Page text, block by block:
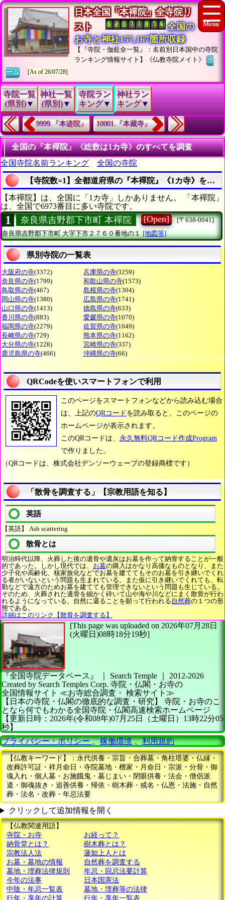
日本全国「本襌院」全寺院リ
スト
全国の
お寺と神社157,167箇所収録
【『寺院・伽藍全一覧』：名前別日本国中の寺院
ランキング情報サイト】《仏教寺院メイト》ホ
ーム
[As of 26/07/28]
寺院一覧
(県別)▼
神社一覧
(県別)▼
寺院ラン
キング▼
神社ラン
キング▼
9999.『本迹院』 10001.『本藏寺』
全国の『本襌院』《総数は1カ寺》のすべてを調査
全国寺院名前ランキング
全国の寺院
【寺院数=1】全都道府県の『本襌院』《1カ寺》を調査
【本襌院】は、全国に「1カ寺」しかありません。 「本襌院」
は、全国で6973番目に多い寺院です。
1 奈良県吉野郡下市町 本襌院 [Open]
[〒638-0041]
奈良県吉野郡下市町大字下市２７６０番地の１ [地図等]
県別寺院の一覧表
大阪府の寺(3372) 兵庫県の寺(3259)
奈良県の寺(1799) 和歌山県の寺(1573)
鳥取県の寺(467) 島根県の寺(1304)
岡山県の寺(1380) 広島県の寺(1741)
山口県の寺(1413) 徳島県の寺(633)
香川県の寺(883) 愛媛県の寺(1070)
福岡県の寺(2279) 佐賀県の寺(1049)
長崎県の寺(729) 熊本県の寺(1162)
大分県の寺(1228) 宮崎県の寺(337)
鹿児島県の寺(466) 沖縄県の寺(66)
QRCodeを使いスマートフォンで利用
このページをスマートフォンなどから読み込む場合
は、上記のQRコード を読み取ると、このページの
ホームページが表示されます。
このQRコードは、 永久無料QRコード作成Program
で作りました。
（QRコードは、株式会社デンソーウェーブの登録商標です）
「散骨を調査する」【宗教用語を知る】
英語
【英語】 Ash scattering
散骨とは
明治時代以降、火葬した後の遺骨や遺灰はお墓を作って納骨することが一般
的であった。しかし現代では、 お墓の購入はかなり高価なものとなり、また
少子化や高齢化、核家族化などでお墓を建ててもそのお墓を引き継いでくれ
る者がいないという問題も生まれている。また仮に引き継いでくれても、転
勤などで遠方のためお墓を建てても管理できないという問題も生じている。
そのため、火葬された遺骨を細かく砕いて山や海や川などにまく散骨が行わ
れるようになっている。自然に還ることを願って行われる自然葬の１つの形
態である。
詳細はこのリンク【散骨を調査する】
[This page was uploaded on 2026年07月28日
(火曜日)08時18分19秒]
『全国寺院データベース』 ｜ Search Temple
2012-2026
Created by Search Temples Corp. 寺院・仏閣・お寺の
全国情報サイト ≪お寺総合調査・ 検索サイト≫
【日本の寺院・仏閣の徹底的な調査・研究】
寺院・お寺のこ
となら何でもわかる全国寺院・仏閣高速検索ホームページ
【更新日時：2026年(令和08年)07月25日（土曜日）13時22分05
秒】
プライバシー・ポリシー、稼働環境、利用規約
【仏教キーワード】：永代供養・宗旨・合葬墓・角柱塔婆・仏縁・
改葬許可証・祥月命日・寺院墓地・檀家・月命日・宗派・分骨・御
魂入れ・個人墓・お施餓鬼・墓じまい・閉眼供養・法会・僧侶派
遣・御魂抜き・追善供養・帰依・樹木葬・戒名・仏恩・法施・自然
葬・法名・改葬・年忌法要
クリックして追加情報を開く
【仏教関連用語】
寺院・お寺
お経って？
納骨堂とは？
樹木葬とは？
宗教法人法
蓮如上人とは
お墓・墓地の情報
自然葬を調査する
墓地・埋葬法律規則
年忌・回忌法要計算
今年の法事
日本国憲法
中陰・年忌一覧表
墓地・埋葬等の法律
行年・享年の計算
行年・享年一覧表